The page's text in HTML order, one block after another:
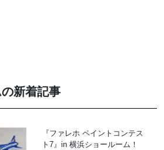
新着記事
『ファレホ ペイントコンテス
ト7』in 横浜ショールーム！